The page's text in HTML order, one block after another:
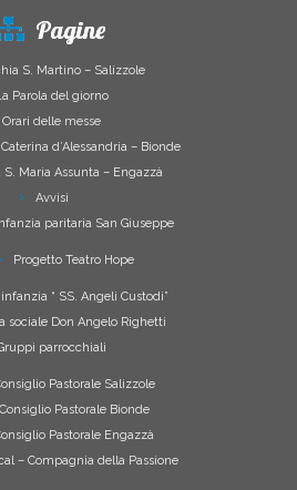
Pagine
S. Martino – Salizzole
Parola del giorno
Orari delle messe
d’Alessandria – Bionde
S. Maria Assunta – Engazzà
Avvisi
paritaria San Giuseppe
Progetto Teatro Hope
“ SS. Angeli Custodi”
sociale Don Angelo Righetti
parrocchiali
Pastorale Salizzole
Consiglio Pastorale Bionde
Pastorale Engazzà
– Compagnia della Passione